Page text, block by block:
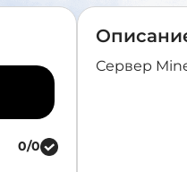
0/0
Сервер